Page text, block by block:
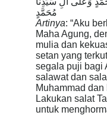
مُحَمَّدٍ
Artinya: “Aku
Maha Agung,
mulia dan
setan yang
segala puji bagi
salawat dan
Muhammad dan
Lakukan salat
untuk